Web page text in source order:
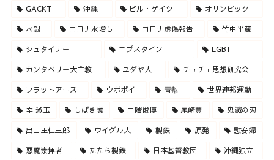
GACKT 沖縄 ビル・ゲイツ オリンピック
水銀 コロナ水増し コロナ虚偽報告 竹中平蔵
シュタイナー エプスタイン LGBT
カンタベリー大主教 ユダヤ人 チュチェ思想研究会
フラットアース ウポポイ 青幇 世界連邦運動
辛 淑玉 しばき隊 二階俊博 尾崎豊 鬼滅の刃
出口王仁三郎 ウイグル人 製鉄 原発 慰安婦
悪魔崇拝者 たたら製鉄 日本基督教団 沖縄独立